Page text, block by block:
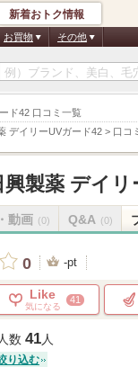
ド42 口コミ一覧
デイリーUVガード42 > 口コ
新着おトク情報
お買物 その他
製薬 デイリ
動画 (0) Q&A (0)
0 -pt
Like
気になる
41
数 41人
り込む